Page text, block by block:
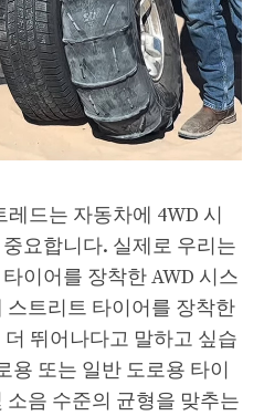
드는 자동차에 4WD 시
요합니다. 실제로 우리는
이어를 장착한 AWD 시스
스트리트 타이어를 장착한
뛰어나다고 말하고 싶습
용 또는 일반 도로용 타이
음 수준의 균형을 맞추는